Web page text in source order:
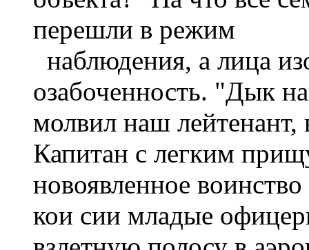
перешли в режим
наблюдения, а лица
озабоченность. "Дык
молвил наш
Капитан с легким
новоявленное
кои сии младые